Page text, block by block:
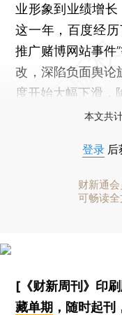
业形象到业绩增长
这一年，百度经历
推广赌博网站事件
改，深陷负面舆论
度开始大幅下滑，
本文共
登录 后
财新通会
可畅读全
[《财新周刊》印刷
藏单期 ，随时起